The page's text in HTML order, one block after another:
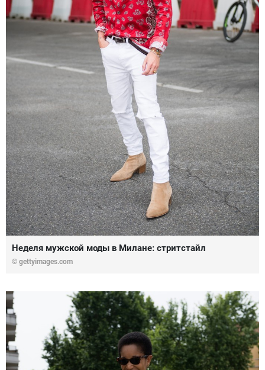
Неделя мужской моды в Милане: стритстайл
© gettyimages.com